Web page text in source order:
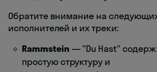
Обратите внимание на
исполнителей и их треки:
Rammstein — "Du Hast"
простую структуру и